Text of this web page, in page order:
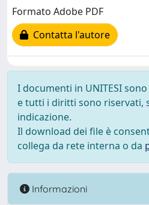
Formato Adobe PDF
Contatta l'autore
I documenti in UNITESI
e tutti i diritti sono riservati,
indicazione.
Il download dei file è
collega da rete interna o da
Informazioni